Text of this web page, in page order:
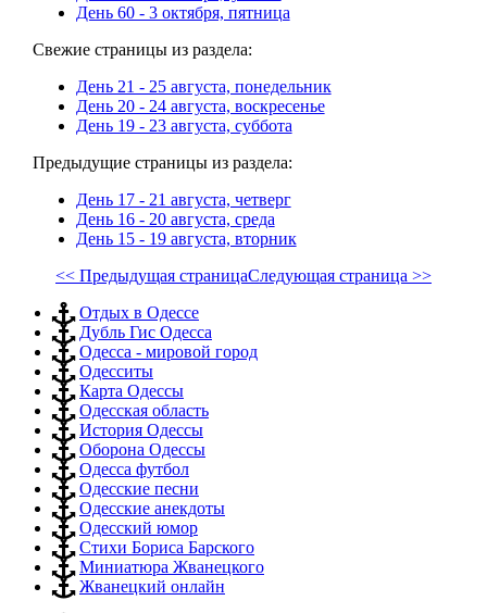
День 60 - 3 октября, пятница
Свежие страницы из раздела:
День 21 - 25 августа, понедельник
День 20 - 24 августа, воскресенье
День 19 - 23 августа, суббота
Предыдущие страницы из раздела:
День 17 - 21 августа, четверг
День 16 - 20 августа, среда
День 15 - 19 августа, вторник
<< Предыдущая страницаСледующая страница >>
Отдых в Одессе
Дубль Гис Одесса
Одесса - мировой город
Одесситы
Карта Одессы
Одесская область
История Одессы
Оборона Одессы
Одесса футбол
Одесские песни
Одесские анекдоты
Одесский юмор
Стихи Бориса Барского
Миниатюра Жванецкого
Жванецкий онлайн